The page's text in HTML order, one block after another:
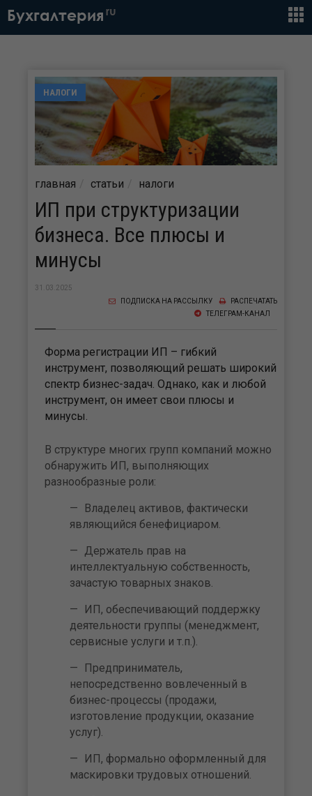
Бухгалтерия ru
НАЛОГИ
главная статьи налоги
ИП при структуризации
бизнеса. Все плюсы и
минусы
31.03.2025
РАСПЕЧАТАТЬ
ПОДПИСКА НА РАССЫЛКУ
ТЕЛЕГРАМ-КАНАЛ
Форма регистрации ИП – гибкий
инструмент, позволяющий решать широкий
спектр бизнес-задач. Однако, как и любой
инструмент, он имеет свои плюсы и
минусы.
В структуре многих групп компаний можно
обнаружить ИП, выполняющих
разнообразные роли:
Владелец активов, фактически
являющийся бенефициаром.
Держатель прав на
интеллектуальную собственность,
зачастую товарных знаков.
ИП, обеспечивающий поддержку
деятельности группы (менеджмент,
сервисные услуги и т.п.).
Предприниматель,
непосредственно вовлеченный в
бизнес-процессы (продажи,
изготовление продукции, оказание
услуг).
ИП, формально оформленный для
маскировки трудовых отношений.